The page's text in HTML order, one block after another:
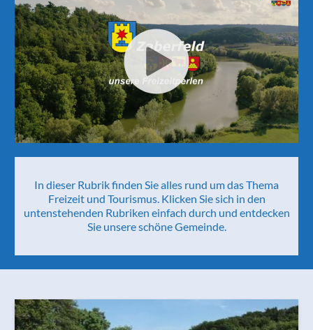
In dieser Rubrik finden Sie alles rund um das Thema
Freizeit und Tourismus. Klicken Sie sich in den
untenstehenden Rubriken einfach durch und entdecken
Sie unsere schöne Gemeinde.